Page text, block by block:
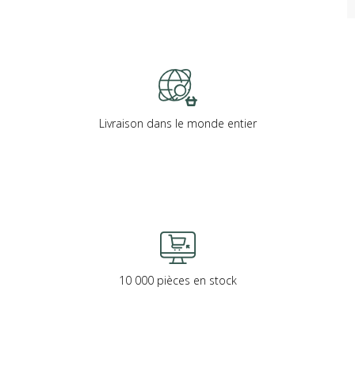
Livraison dans le monde entier
10 000 pièces en stock